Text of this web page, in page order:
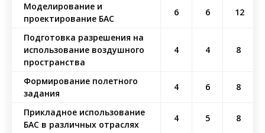
Моделирование и
проектирование БАС
6 6 12
Подготовка разрешения на
использование воздушного
пространства
4 4 8
Формирование полетного
задания
4 6 8
Прикладное использование
БАС в различных отраслях
4 5 8